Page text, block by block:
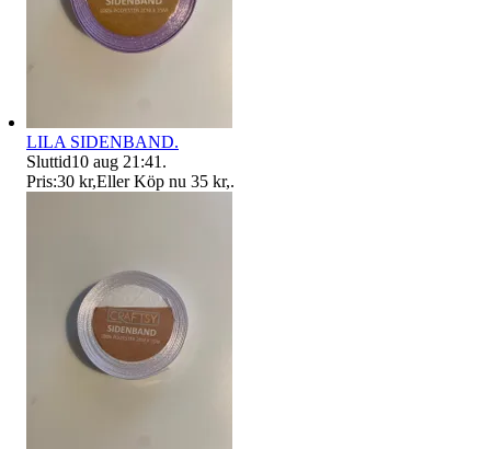
LILA SIDENBAND.
Sluttid10 aug 21:41 .
Pris:30 kr,Eller Köp nu 35 kr,.